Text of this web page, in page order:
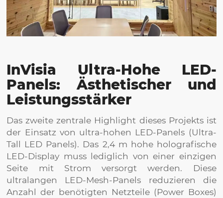
InVisia Ultra-Hohe LED-
Panels: Ästhetischer und
Leistungsstärker
Das zweite zentrale Highlight dieses Projekts ist
der Einsatz von ultra-hohen LED-Panels (Ultra-
Tall LED Panels). Das 2,4 m hohe holografische
LED-Display muss lediglich von einer einzigen
Seite mit Strom versorgt werden. Diese
ultralangen LED-Mesh-Panels reduzieren die
Anzahl der benötigten Netzteile (Power Boxes)